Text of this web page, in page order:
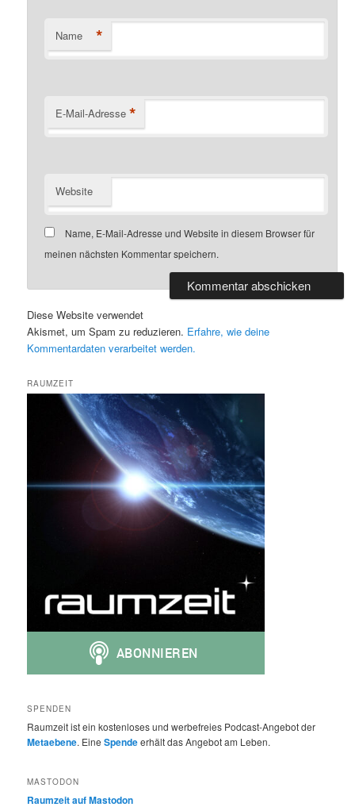
Name *
E-Mail-Adresse *
Website
Name, E-Mail-Adresse und Website in diesem Browser für
meinen nächsten Kommentar speichern.
Diese Website verwendet
Akismet, um Spam zu reduzieren. Erfahre, wie deine
Kommentardaten verarbeitet werden.
RAUMZEIT
SPENDEN
Raumzeit ist ein kostenloses und werbefreies Podcast-Angebot der
Metaebene. EineSpendeerhält das Angebot am Leben.
MASTODON
Raumzeit auf Mastodon